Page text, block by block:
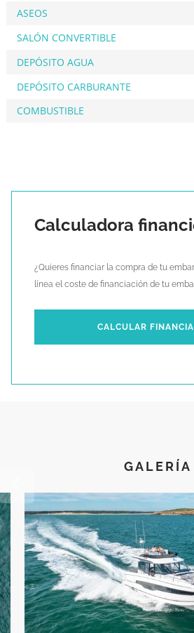
ASEOS
SALÓN CONVERTIBLE
DEPÓSITO AGUA
DEPÓSITO CARBURANTE
COMBUSTIBLE
Calculadora
¿Quieres financiar la compra de tu
línea el coste de financiación de tu
CALCULAR
GALERÍA